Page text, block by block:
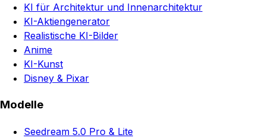
KI für Architektur und Innenarchitektur
KI-Aktiengenerator
Realistische KI-Bilder
Anime
KI-Kunst
Disney & Pixar
Modelle
Seedream 5.0 Pro & Lite